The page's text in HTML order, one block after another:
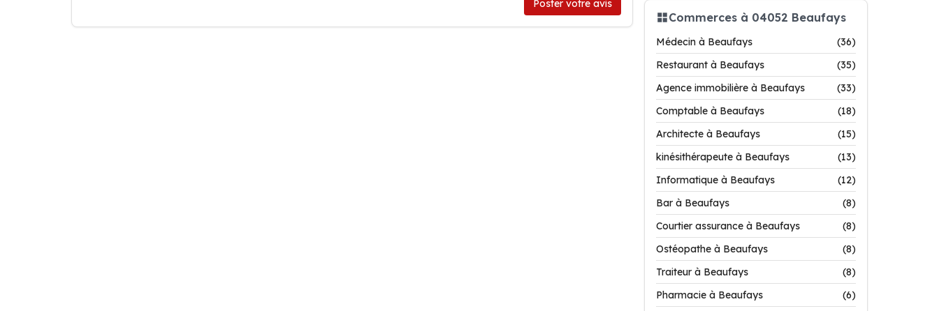
Poster votre avis
Commerces à 04052 Beaufays
Médecin à Beaufays
(36)
Restaurant à Beaufays
(35)
Agence immobilière à Beaufays
(33)
Comptable à Beaufays
(18)
Architecte à Beaufays
(15)
kinésithérapeute à Beaufays
(13)
Informatique à Beaufays
(12)
Bar à Beaufays
(8)
Courtier assurance à Beaufays
(8)
Ostéopathe à Beaufays
(8)
Traiteur à Beaufays
(8)
Pharmacie à Beaufays
(6)